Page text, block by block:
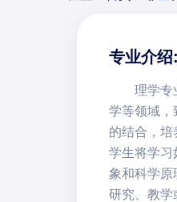
专业介绍:
理学专
学等领域，
的结合，
学生将学习
象和科学原
研究、教学